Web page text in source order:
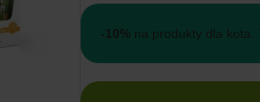
-10%na produkty dla kota.